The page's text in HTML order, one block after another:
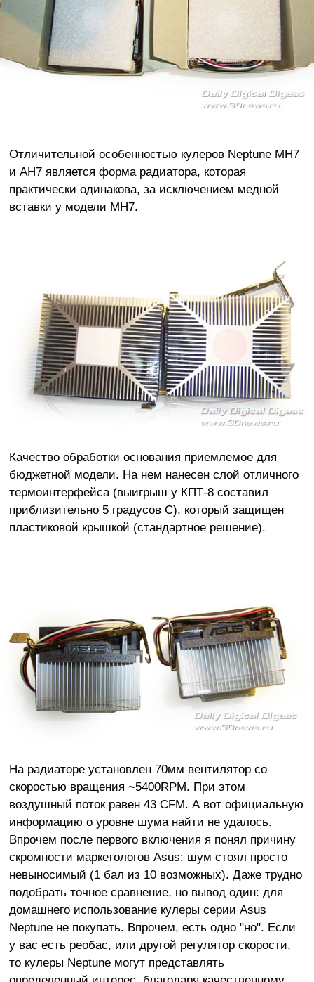
Отличительной особенностью кулеров Neptune MH7
и AH7 является форма радиатора, которая
практически одинакова, за исключением медной
вставки у модели MH7.
Качество обработки основания приемлемое для
бюджетной модели. На нем нанесен слой отличного
термоинтерфейса (выигрыш у КПТ-8 составил
приблизительно 5 градусов C), который защищен
пластиковой крышкой (стандартное решение).
На радиаторе установлен 70мм вентилятор со
скоростью вращения ~5400RPM. При этом
воздушный поток равен 43 CFM. А вот официальную
информацию о уровне шума найти не удалось.
Впрочем после первого включения я понял причину
скромности маркетологов Asus: шум стоял просто
невыносимый (1 бал из 10 возможных). Даже трудно
подобрать точное сравнение, но вывод один: для
домашнего использование кулеры серии Asus
Neptune не покупать. Впрочем, есть одно "но". Если
у вас есть реобас, или другой регулятор скорости,
то кулеры Neptune могут представлять